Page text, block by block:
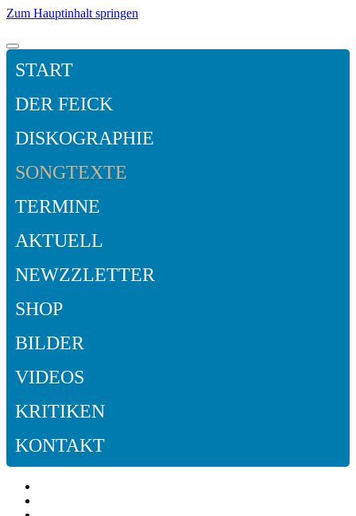
Zum Hauptinhalt springen
START
DER FEICK
DISKOGRAPHIE
SONGTEXTE
TERMINE
AKTUELL
NEWZZLETTER
SHOP
BILDER
VIDEOS
KRITIKEN
KONTAKT